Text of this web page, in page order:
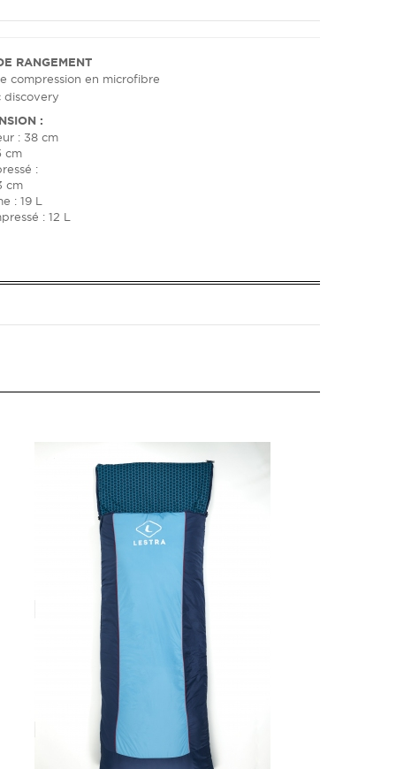
RANGEMENT
compression en microfibre
:
: 38 cm
cm
:
cm
: 19 L
: 12 L